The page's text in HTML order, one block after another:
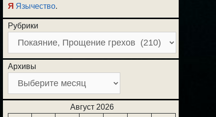
Я Язычество.
Рубрики
Архивы
Август 2026